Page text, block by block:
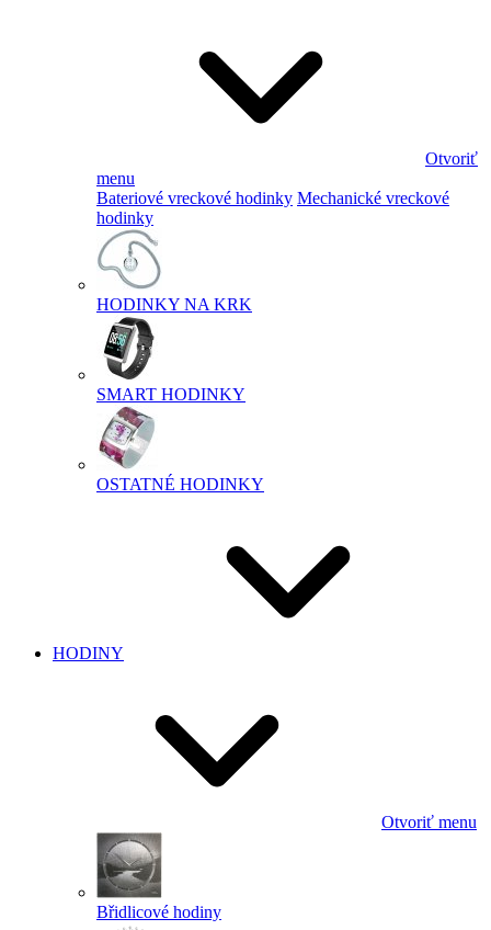
Otvoriť
menu
Bateriové vreckové hodinky Mechanické vreckové
hodinky
HODINKY NA KRK
SMART HODINKY
OSTATNÉ HODINKY
HODINY
Otvoriť menu
Břidlicové hodiny